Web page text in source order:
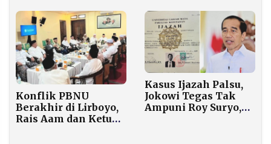
Persen Menjadi 8
Persen
Konflik PBNU
Berakhir di Lirboyo,
Rais Aam dan Ketum
Kasus Ijazah Palsu,
Jokowi Tegas Tak
Ampuni Roy Suryo,